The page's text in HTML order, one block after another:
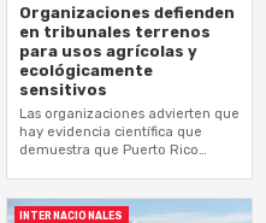
Organizaciones defienden
en tribunales terrenos
para usos agrícolas y
ecológicamente
sensitivos
Las organizaciones advierten que
hay evidencia científica que
demuestra que Puerto Rico
INTERNACIONALES